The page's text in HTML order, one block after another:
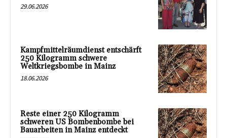
29.06.2026
Kampfmittelräumdienst entschärft
250 Kilogramm schwere
Weltkriegsbombe in Mainz
18.06.2026
Reste einer 250 Kilogramm
schweren US Bombenbombe bei
Bauarbeiten in Mainz entdeckt